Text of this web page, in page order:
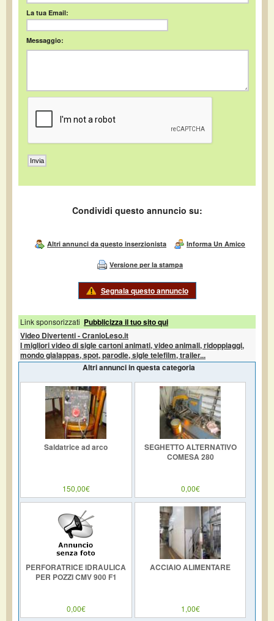
La tua Email:
Messaggio:
Condividi questo annuncio su:
Altri annunci da questo inserzionista Informa Un Amico
Versione per la stampa
Segnala questo annuncio
Link sponsorizzati Pubblicizza il tuo sito qui
Video Divertenti - CranioLeso.it
I migliori video di sigle cartoni animati, video animali, ridoppiaggi,
mondo gialappas, spot, parodie, sigle telefilm, trailer...
Altri annunci in questa categoria
Saldatrice ad arco
150,00€
SEGHETTO ALTERNATIVO
COMESA 280
0,00€
PERFORATRICE IDRAULICA
PER POZZI CMV 900 F1
0,00€
ACCIAIO ALIMENTARE
1,00€